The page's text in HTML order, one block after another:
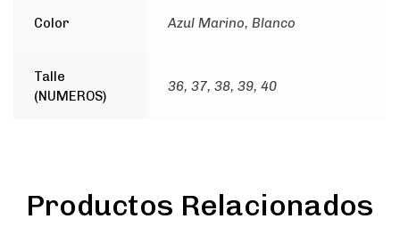
Color Azul Marino, Blanco
Talle
(NUMEROS)
36, 37, 38, 39, 40
Productos Relacionados